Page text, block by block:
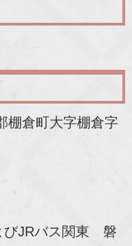
棚倉町大字棚倉字
びJRバス関東 磐